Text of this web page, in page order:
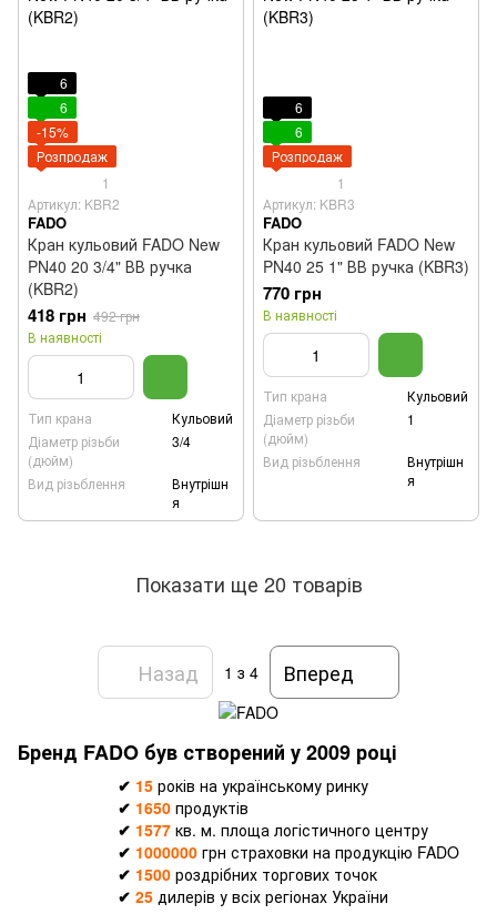
6
6
-15%
Розпродаж
1
Артикул: KBR2
FADO
Кран кульовий FADO New
PN40 20 3/4" ВВ ручка
(KBR2)
418 грн 492 грн
В наявності
Тип крана
Кульовий
Діаметр різьби
(дюйм)
3/4
Вид різьблення
Внутрішн
я
6
6
Розпродаж
1
Артикул: KBR3
FADO
Кран кульовий FADO New
PN40 25 1" ВВ ручка (KBR3)
770 грн
В наявності
Тип крана
Кульовий
Діаметр різьби
(дюйм)
1
Вид різьблення
Внутрішн
я
Показати ще 20 товарів
Назад 1 з 4 Вперед
Бренд FADO був створений у 2009 році
✔ 15 років на українському ринку
✔ 1650 продуктів
✔ 1577 кв. м. площа логістичного центру
✔ 1000000 грн страховки на продукцію FADO
✔ 1500 роздрібних торгових точок
✔ 25 дилерів у всіх регіонах України